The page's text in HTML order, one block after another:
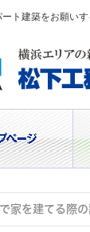
ト建築をお願い
家を建てる際